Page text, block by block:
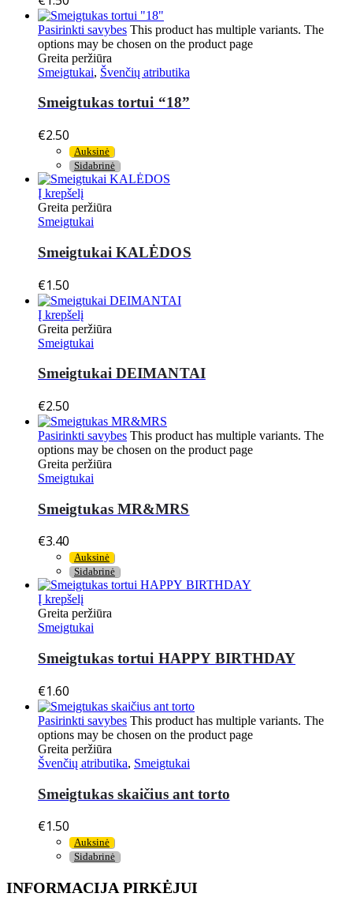
Pasirinkti savybes This product has multiple variants. The
options may be chosen on the product page
Greita peržiūra
Smeigtukai, Švenčių atributika
Smeigtukas tortui “18”
€2.50
Auksinė
Sidabrinė
Į krepšelį
Greita peržiūra
Smeigtukai
Smeigtukai KALĖDOS
€1.50
Į krepšelį
Greita peržiūra
Smeigtukai
Smeigtukai DEIMANTAI
€2.50
Pasirinkti savybes This product has multiple variants. The
options may be chosen on the product page
Greita peržiūra
Smeigtukai
Smeigtukas MR&MRS
€3.40
Auksinė
Sidabrinė
Į krepšelį
Greita peržiūra
Smeigtukai
Smeigtukas tortui HAPPY BIRTHDAY
€1.60
Pasirinkti savybes This product has multiple variants. The
options may be chosen on the product page
Greita peržiūra
Švenčių atributika, Smeigtukai
Smeigtukas skaičius ant torto
€1.50
Auksinė
Sidabrinė
INFORMACIJA PIRKĖJUI